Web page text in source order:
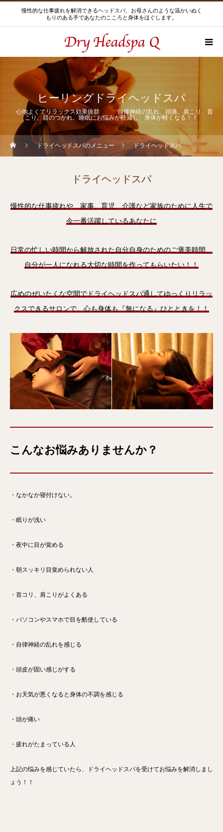
慢性的な仕事疲れを解消できるヘッドスパ、お母さんのような温かいぬく
もりのある手であなたのこころと身体をほぐします。
ヒーリングドライヘッドスパ
心地よくてリラックス効果抜群 自律神経の乱れ、頭痛、肩こり、首
こり、目のつかれ、睡眠にお悩みが軽減し、身体が軽くなる！！
ドライヘッドスパのメニュー ドライヘッドスパ
ドライヘッドスパ
慢性的な仕事疲れや、家事、育児、介護など家族のために人生で
今一番活躍しているあなたに
日常の忙しい時間から解放された自分自身のためのご褒美時間、
自分が一人になれる大切な時間を作ってもらいたい！！
広めのぜいたくな空間でドライヘッドスパ通してゆっくりリラッ
クスできるサロンで、心も身体も『無になる』ひとときを！！
こんなお悩みありませんか？
・なかなか寝付けない。
・眠りが浅い
・夜中に目が覚める
・朝スッキリ目覚められない人
・首コリ、肩こりがよくある
・パソコンやスマホで目を酷使している
・自律神経の乱れを感じる
・頭皮が固い感じがする
・お天気が悪くなると身体の不調を感じる
・頭が痛い
・疲れがたまっている人
上記の悩みを感じていたら、ドライヘッドスパを受けてお悩みを解消しまし
ょう！！